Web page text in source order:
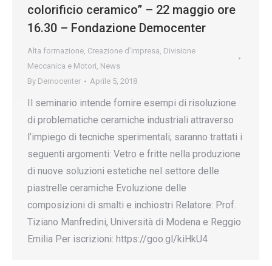
colorificio ceramico” – 22 maggio ore
16.30 – Fondazione Democenter
Alta formazione, Creazione d’impresa, Divisione
Meccanica e Motori, News
By Democenter Aprile 5, 2018
Il seminario intende fornire esempi di risoluzione
di problematiche ceramiche industriali attraverso
l’impiego di tecniche sperimentali; saranno trattati i
seguenti argomenti: Vetro e fritte nella produzione
di nuove soluzioni estetiche nel settore delle
piastrelle ceramiche Evoluzione delle
composizioni di smalti e inchiostri Relatore: Prof.
Tiziano Manfredini, Università di Modena e Reggio
Emilia Per iscrizioni: https://goo.gl/kiHkU4